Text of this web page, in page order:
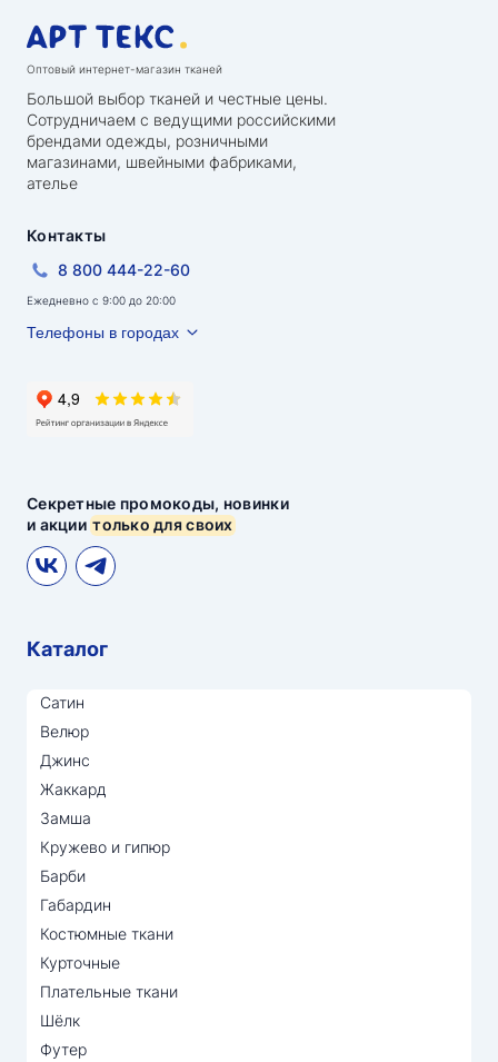
Оптовый интернет-магазин тканей
Большой выбор тканей и честные цены.
Сотрудничаем с ведущими российскими
брендами одежды, розничными
магазинами, швейными фабриками,
ателье
Секретные промокоды, новинки
и акциитолько для своих
Контакты
8 800 444-22-60
Ежедневно с 9:00 до 20:00
Телефоны в городах
Каталог
Сатин
Велюр
Джинс
Жаккард
Замша
Кружево и гипюр
Барби
Габардин
Костюмные ткани
Курточные
Плательные ткани
Шёлк
Футер